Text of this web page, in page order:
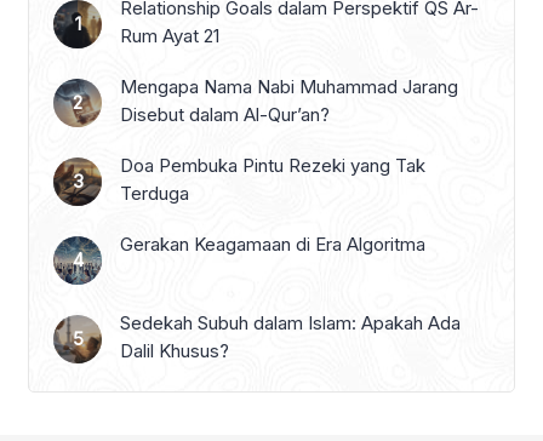
Relationship Goals dalam Perspektif QS Ar-
Rum Ayat 21
Mengapa Nama Nabi Muhammad Jarang
Disebut dalam Al-Qur’an?
Doa Pembuka Pintu Rezeki yang Tak
Terduga
Gerakan Keagamaan di Era Algoritma
Sedekah Subuh dalam Islam: Apakah Ada
Dalil Khusus?